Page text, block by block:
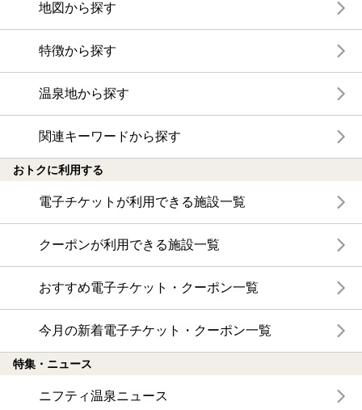
地図から探す
特徴から探す
温泉地から探す
関連キーワードから探す
おトクに利用する
電子チケットが利用できる施設一覧
クーポンが利用できる施設一覧
おすすめ電子チケット・クーポン一覧
今月の新着電子チケット・クーポン一覧
特集・ニュース
ニフティ温泉ニュース